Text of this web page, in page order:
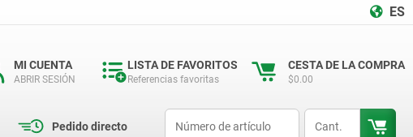
ES
MI CUENTA
ABRIR SESIÓN
LISTA DE FAVORITOS
Referencias favoritas
CESTA DE LA COMPRA
$0.00
Pedido directo